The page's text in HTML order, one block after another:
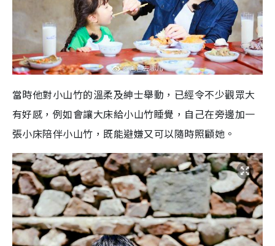
當時他對小山竹的溫柔及紳士舉動，已經令不少觀眾大
有好感，例如會讓大床給小山竹睡覺，自己在旁邊加一
張小床陪伴小山竹，既能避嫌又可以隨時照顧她。